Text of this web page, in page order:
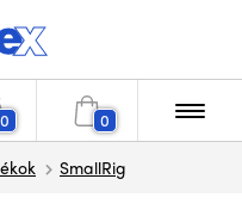
0 0
SmallRig